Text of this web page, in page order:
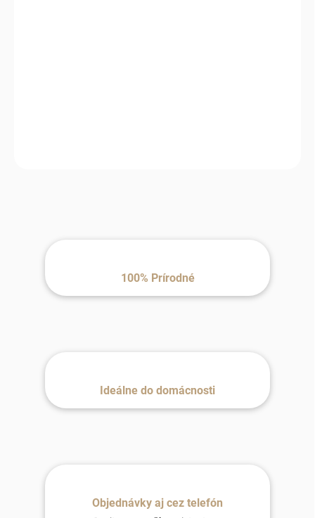
100% Prírodné
Ideálne do domácnosti
Objednávky aj cez telefón